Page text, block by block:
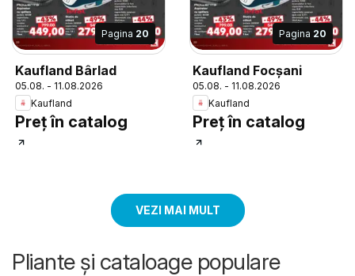
Pagina 20
Kaufland Bârlad
05.08. - 11.08.2026
Kaufland
Preț în catalog
Pagina 20
Kaufland Focșani
05.08. - 11.08.2026
Kaufland
Preț în catalog
VEZI MAI MULT
Pliante și cataloage populare